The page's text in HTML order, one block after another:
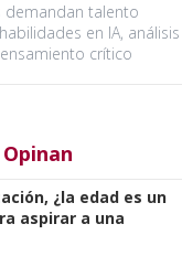
demandan talento
en IA, análisis
crítico
Opinan
¿la edad es un
aspirar a una